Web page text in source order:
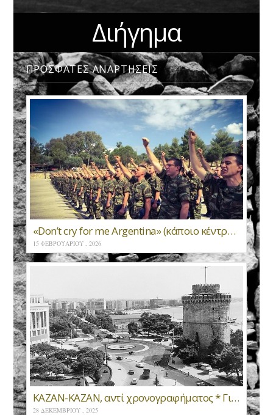
Διήγημα
ΠΡΟΣΦΑΤΕΣ ΑΝΑΡΤΗΣΕΙΣ
«Don’t cry for me Argentina» (κάποιο κέντρο νεοσυλλέκτων 1986) * Νίκος Χαρτοματσίδης
15 ΦΕΒΡΟΥΑΡΊΟΥ , 2026
ΚΑΖΑΝ-ΚΑΖΑΝ, αντί χρονογραφήματος * Γιάννης Μανωλόπουλος
28 ΔΕΚΕΜΒΡΊΟΥ , 2025